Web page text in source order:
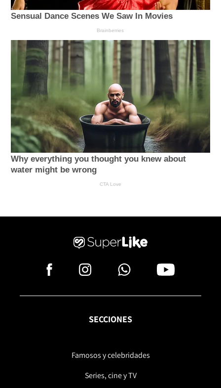
SECCIONES
Famosos y celebridades
Series, cine y TV